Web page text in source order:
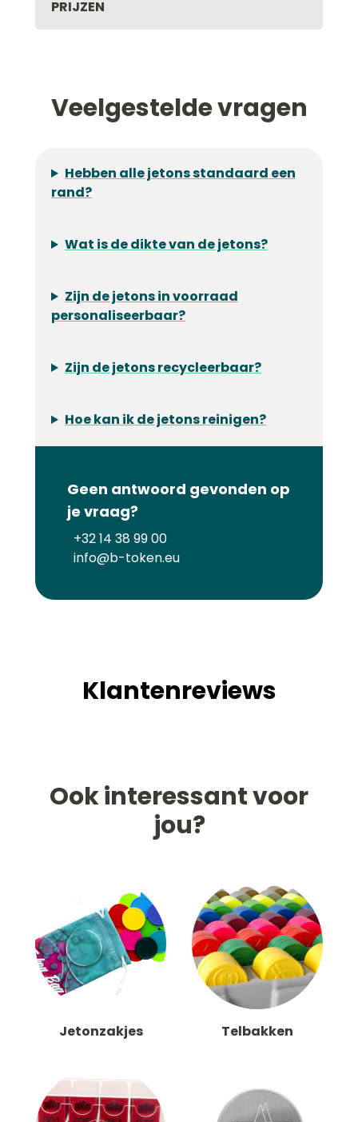
PRIJZEN
Veelgestelde vragen
Hebben alle jetons standaard een
rand?
Wat is de dikte van de jetons?
Zijn de jetons in voorraad
personaliseerbaar?
Zijn de jetons recycleerbaar?
Hoe kan ik de jetons reinigen?
Geen antwoord gevonden op
je vraag?
+32 14 38 99 00
info@b-token.eu
Klantenreviews
Ook interessant voor
jou?
Jetonzakjes Telbakken